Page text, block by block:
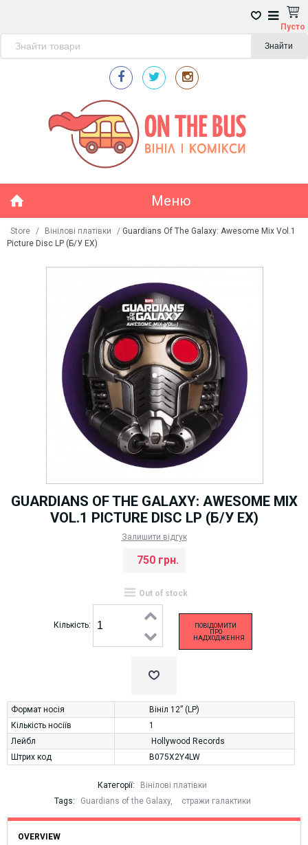
Пусто
Знайти
Меню
Store / Вінілові платівки / Guardians Of The Galaxy: Awesome Mix Vol.1
Picture Disc LP (Б/У EX)
GUARDIANS OF THE GALAXY: AWESOME MIX
VOL.1 PICTURE DISC LP (Б/У EX)
Залишити відгук
750 грн.
Out of stock
Кількість:
ПОВІДОМИТИ
ПРО
НАДХОДЖЕННЯ
Формат носія
Вініл 12” (LP)
Кількість носіїв
1
Лейбл
Hollywood Records
Штрих код
B075X2Y4LW
Категорії:
Вінілові платівки
Tags:
Guardians of the Galaxy, стражи галактики
OVERVIEW